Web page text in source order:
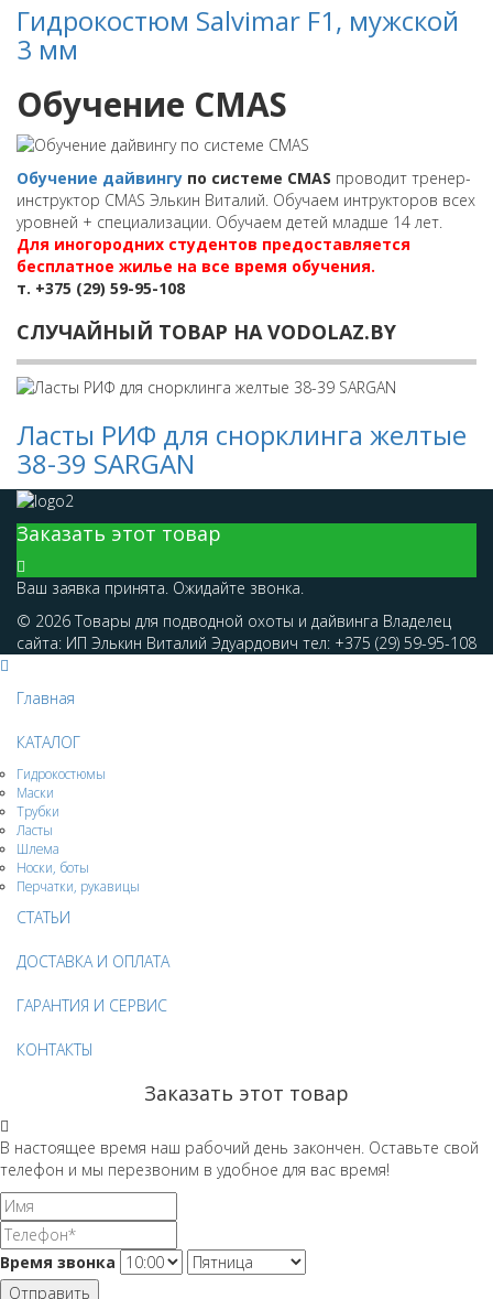
Гидрокостюм Salvimar F1, мужской
3 мм
Обучение CMAS
Обучение дайвингу по системе CMAS проводит тренер-
инструктор CMAS Элькин Виталий. Обучаем интрукторов всех
уровней + специализации. Обучаем детей младше 14 лет.
Для иногородних студентов предоставляется
бесплатное жилье на все время обучения.
т. +375 (29) 59-95-108
СЛУЧАЙНЫЙ ТОВАР НА VODOLAZ.BY
Ласты РИФ для снорклинга желтые
38-39 SARGAN
Заказать этот товар
Ваш заявка принята. Ожидайте звонка.
© 2026 Товары для подводной охоты и дайвинга Владелец
сайта: ИП Элькин Виталий Эдуардович тел: +375 (29) 59-95-108
Главная
КАТАЛОГ
Гидрокостюмы
Маски
Трубки
Ласты
Шлема
Носки, боты
Перчатки, рукавицы
СТАТЬИ
ДОСТАВКА И ОПЛАТА
ГАРАНТИЯ И СЕРВИС
КОНТАКТЫ
Заказать этот товар
В настоящее время наш рабочий день закончен. Оставьте свой
телефон и мы перезвоним в удобное для вас время!
Время звонка
Отправить